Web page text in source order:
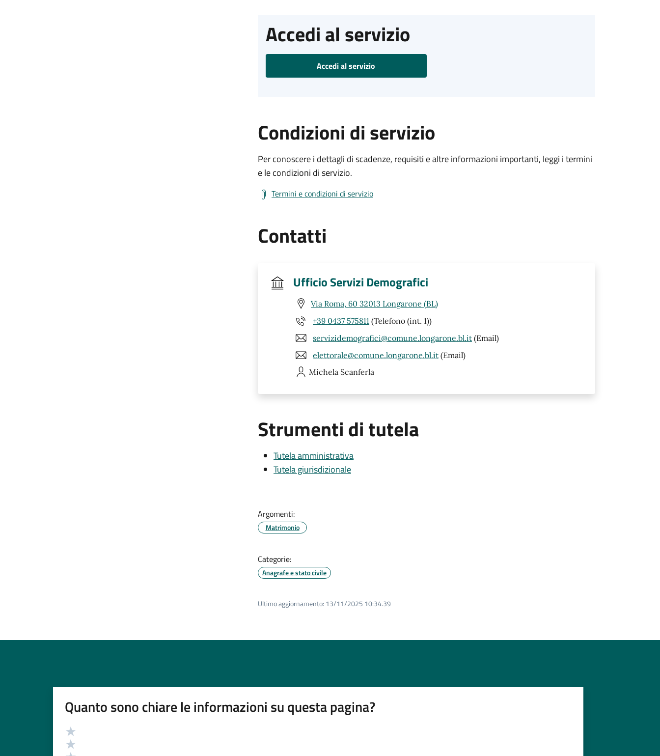
Accedi al servizio
Accedi al servizio
Condizioni di servizio
Per conoscere i dettagli di scadenze, requisiti e altre informazioni importanti, leggi i termini
e le condizioni di servizio.
Termini e condizioni di servizio
Contatti
Ufficio Servizi Demografici
Via Roma, 60 32013 Longarone (BL)
+39 0437 575811 (Telefono (int. 1))
servizidemografici@comune.longarone.bl.it (Email)
elettorale@comune.longarone.bl.it (Email)
Michela Scanferla
Strumenti di tutela
Tutela amministrativa
Tutela giurisdizionale
Argomenti:
Matrimonio
Categorie:
Anagrafe e stato civile
Ultimo aggiornamento: 13/11/2025 10:34.39
Quanto sono chiare le informazioni su questa pagina?
Valutazione